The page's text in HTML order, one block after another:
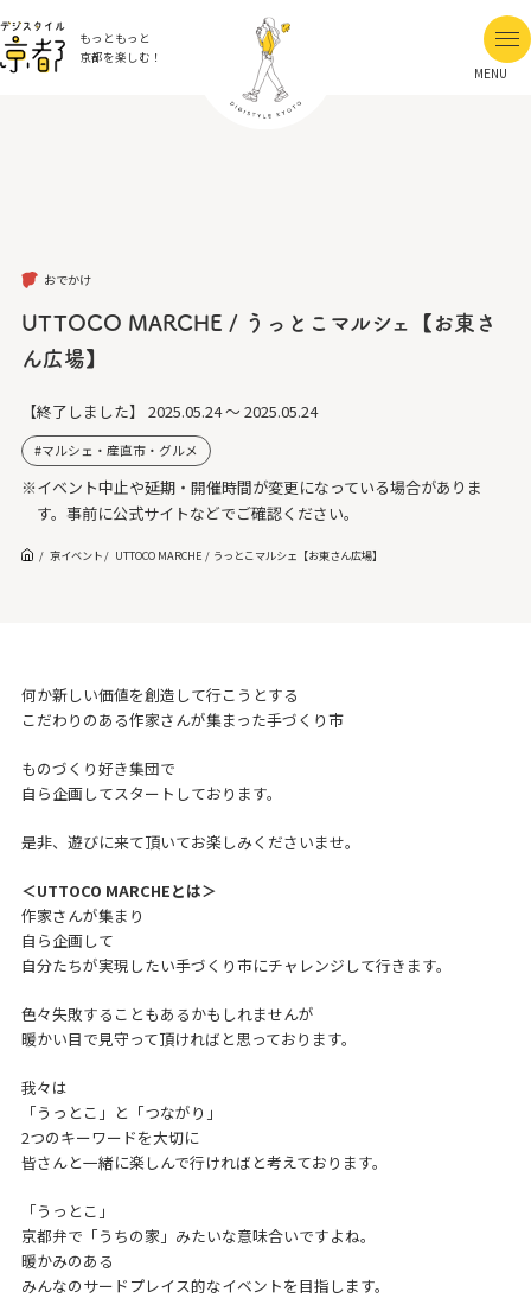
もっともっと
京都を楽しむ！
MENU
おでかけ
UTTOCO MARCHE / うっとこマルシェ【お東さ
ん広場】
【終了しました】 2025.05.24 ～ 2025.05.24
マルシェ・産直市・グルメ
※イベント中止や延期・開催時間が変更になっている場合がありま
す。事前に公式サイトなどでご確認ください。
京イベント UTTOCO MARCHE / うっとこマルシェ【お東さん広場】
何か新しい価値を創造して行こうとする
こだわりのある作家さんが集まった手づくり市
ものづくり好き集団で
自ら企画してスタートしております。
是非、遊びに来て頂いてお楽しみくださいませ。
＜UTTOCO MARCHEとは＞
作家さんが集まり
自ら企画して
自分たちが実現したい手づくり市にチャレンジして行きます。
色々失敗することもあるかもしれませんが
暖かい目で見守って頂ければと思っております。
我々は
「うっとこ」と「つながり」
2つのキーワードを大切に
皆さんと一緒に楽しんで行ければと考えております。
「うっとこ」
京都弁で「うちの家」みたいな意味合いですよね。
暖かみのある
みんなのサードプレイス的なイベントを目指します。